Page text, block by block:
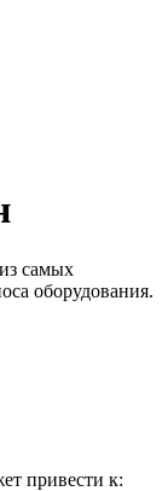
самых
оборудования.
привести к: